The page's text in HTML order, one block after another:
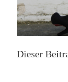
Dieser